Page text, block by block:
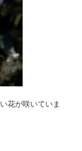
花が咲いていま